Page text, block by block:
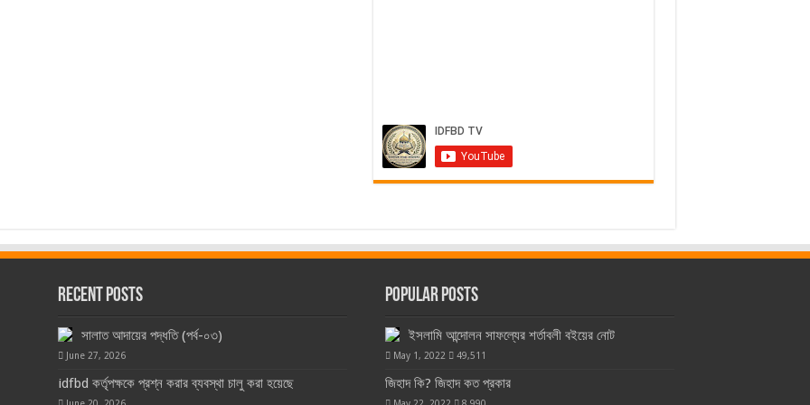
Recent Posts
সালাত আদায়ের পদ্ধতি (পর্ব-০৩)
June 27, 2026
idfbd কর্তৃপক্ষকে প্রশ্ন করার ব্যবস্থা চালু করা হয়েছে
Popular Posts
ইসলামি আন্দোলন সাফল্যের শর্তাবলী বইয়ের নোট
May 1, 2022 49,511
জিহাদ কি? জিহাদ কত প্রকার